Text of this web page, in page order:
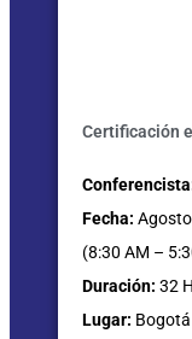
Certificación
Fecha:
(8:30 AM –
Duración: 32
Lugar: